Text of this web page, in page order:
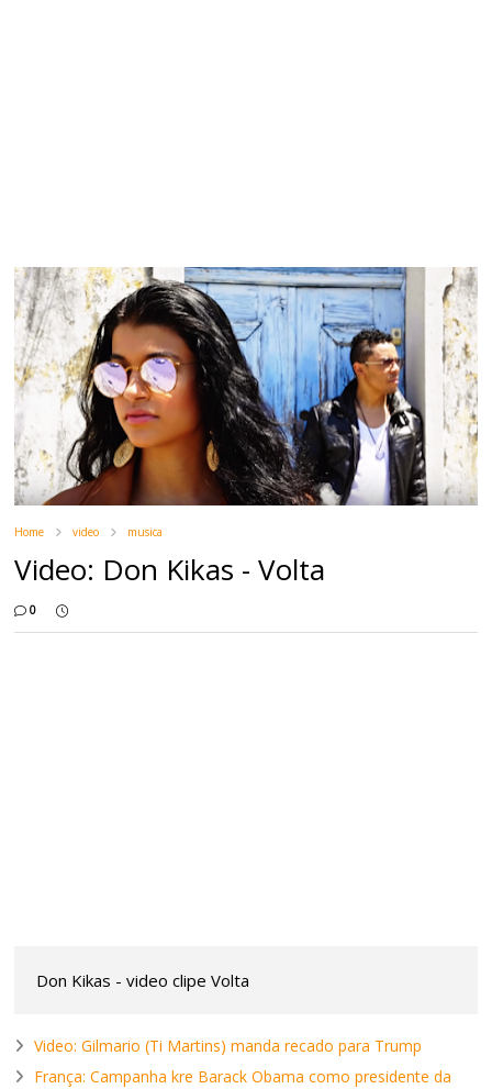
Home video musica
Video: Don Kikas - Volta
0
Don Kikas - video clipe Volta
Video: Gilmario (Ti Martins) manda recado para Trump
França: Campanha kre Barack Obama como presidente da